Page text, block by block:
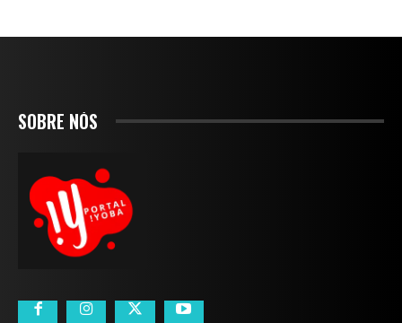
SOBRE NÓS